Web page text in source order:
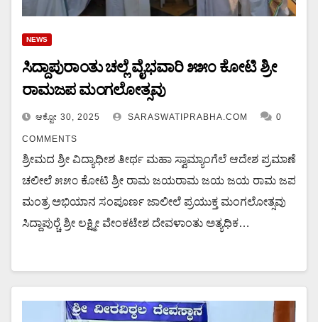
NEWS
ಸಿದ್ದಾಪುರಾಂತು ಚಲ್ಲೆ ವೈಭವಾರಿ ೫೫೦ ಕೋಟಿ ಶ್ರೀ
ರಾಮಜಪ ಮಂಗಲೋತ್ಸವು
ಆಕ್ಟೋ 30, 2025 SARASWATIPRABHA.COM 0
COMMENTS
ಶ್ರೀಮದ ಶ್ರೀ ವಿದ್ಯಾಧೀಶ ತೀರ್ಥ ಮಹಾ ಸ್ವಾಮ್ಯಾಂಗೆಲೆ ಆದೇಶ ಪ್ರಮಾಣೆ
ಚಲೀಲೆ ೫೫೦ ಕೋಟಿ ಶ್ರೀ ರಾಮ ಜಯರಾಮ ಜಯ ಜಯ ರಾಮ ಜಪ
ಮಂತ್ರ ಅಭಿಯಾನ ಸಂಪೂರ್ಣ ಜಾಲೀಲೆ ಪ್ರಯುಕ್ತ ಮಂಗಲೋತ್ಸವು
ಸಿದ್ದಾಪುರ್‍ಚೆ ಶ್ರೀ ಲಕ್ಷ್ಮೀ ವೇಂಕಟೇಶ ದೇವಳಾಂತು ಅತ್ಯಧಿಕ…